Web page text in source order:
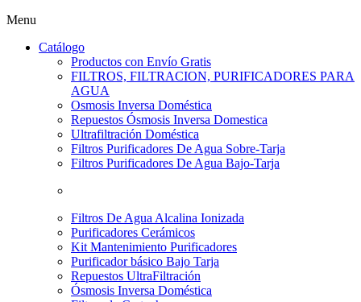
Menu
Catálogo
Productos con Envío Gratis
FILTROS, FILTRACION, PURIFICADORES PARA
AGUA
Osmosis Inversa Doméstica
Repuestos Ósmosis Inversa Domestica
Ultrafiltración Doméstica
Filtros Purificadores De Agua Sobre-Tarja
Filtros Purificadores De Agua Bajo-Tarja
Filtros De Agua Alcalina Ionizada
Purificadores Cerámicos
Kit Mantenimiento Purificadores
Purificador básico Bajo Tarja
Repuestos UltraFiltración
Ósmosis Inversa Doméstica